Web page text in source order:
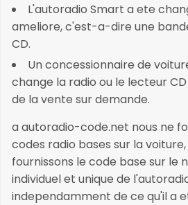
L'autoradio Smart a ete
ameliore, c'est-a-dire une
CD.
Un concessionnaire de
change la radio ou le lecteur
de la vente sur demande.
a autoradio-code.net nous ne
codes radio bases sur la
fournissons le code base sur le
individuel et unique de
independamment de ce qu'il a